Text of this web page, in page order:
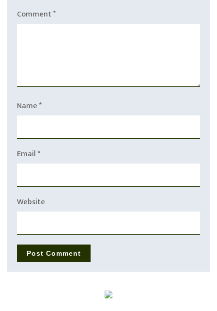
Comment*
Name*
Email*
Website